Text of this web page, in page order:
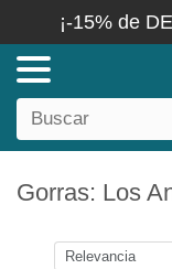
¡-15% de
Gorras: Los